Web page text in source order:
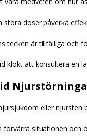
stora doser påverka
tecken är tillfälliga och
klokt att konsultera en
eller njursten
förvärra situationen och